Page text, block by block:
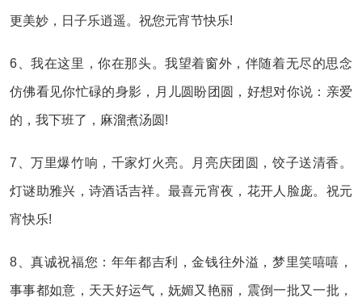
更美妙，日子乐逍遥。祝您元宵节快乐!
6、我在这里，你在那头。我望着窗外，伴随着无尽的思念
仿佛看见你忙碌的身影，月儿圆盼团圆，好想对你说：亲爱
的，我下班了，麻溜煮汤圆!
7、万里爆竹响，千家灯火亮。月亮庆团圆，饺子送清香。
灯谜助雅兴，诗酒话吉祥。最喜元宵夜，花开人脸庞。祝元
宵快乐!
8、真诚祝福您：年年都吉利，金钱往外溢，梦里笑嘻嘻，
事事都如意，天天好运气，妩媚又艳丽，震倒一批又一批，